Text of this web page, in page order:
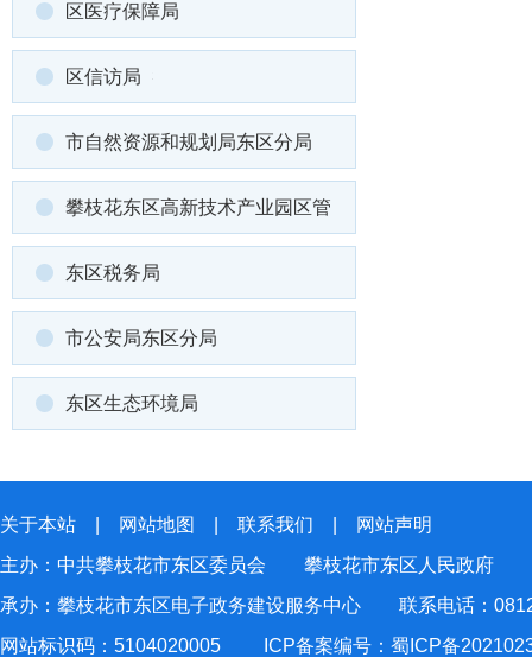
区医疗保障局
区信访局
市自然资源和规划局东区分局
攀枝花东区高新技术产业园区管
东区税务局
市公安局东区分局
东区生态环境局
关于本站 网站地图 联系我们
网站声明
主办：中共攀枝花市东区委员会 攀枝花市东区人民政府
承办：攀枝花市东区电子政务建设服务中心 联系电话：
网站标识码：5104020005
ICP备案编号：蜀ICP备